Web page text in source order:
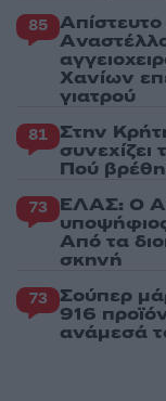
85
Χανίων
γιατρού
81 Στην
συνεχίζει
Πού
73 ΕΛΑΣ: Ο
Από τα
σκηνή
73 Σούπερ
916
ανάμεσά